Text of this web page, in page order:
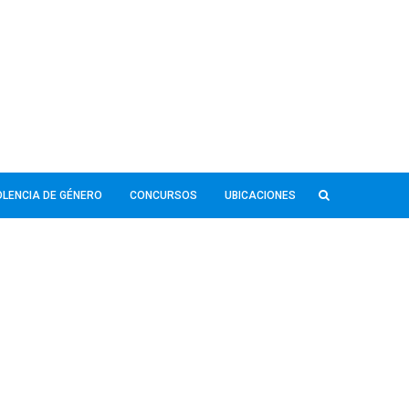
DE GÉNERO CONCURSOS UBICACIONES